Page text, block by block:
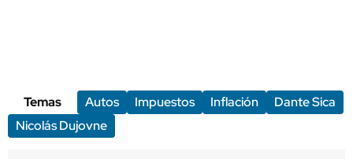
Temas Autos Impuestos Inflación
Dante Sica
Nicolás Dujovne